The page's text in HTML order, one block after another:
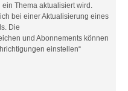
Thema aktualisiert wird.
bei einer Aktualisierung eines
Die
und Abonnements können
einstellen“